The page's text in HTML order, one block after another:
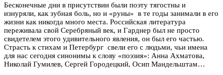
Бесконечные дни в присутствии были поэту тягостны и
изнуряли, как зубная боль, но и «руны» в те годы занимали в его
жизни как никогда много места. Российская литература
переживала свой Серебряный век, и Гарднер был не просто
свидетелем этого удивительного явления, он был его частью.
Страсть к стихам и Петербург свели его с людьми, чьи имена
для нас сегодня синонимы к слову «поэзия»: Анна Ахматова,
Николай Гумилев, Сергей Городецкий, Осип Мандельштам…